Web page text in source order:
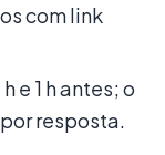
com link
e 1 h antes; o
resposta.